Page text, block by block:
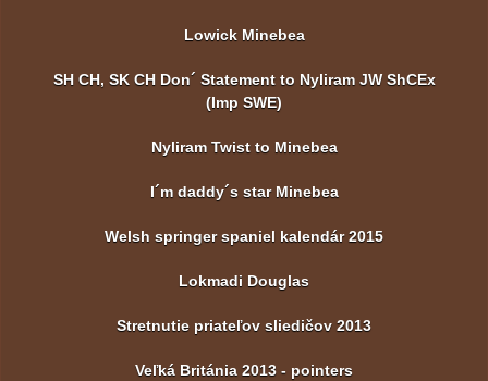
Lowick Minebea
SH CH, SK CH Don´ Statement to Nyliram JW ShCEx
(Imp SWE)
Nyliram Twist to Minebea
I´m daddy´s star Minebea
Welsh springer spaniel kalendár 2015
Lokmadi Douglas
Stretnutie priateľov sliedičov 2013
Veľká Británia 2013 - pointers